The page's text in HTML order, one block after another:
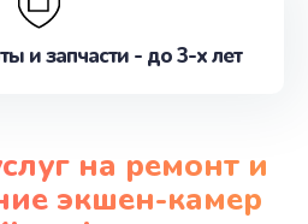
и запчасти - до 3-х лет
на ремонт и
экшен-камер